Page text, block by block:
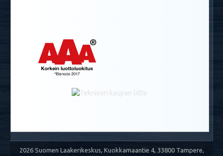
2026 Suomen Laakerikeskus, Kuokkamaantie 4, 33800 Tampere,